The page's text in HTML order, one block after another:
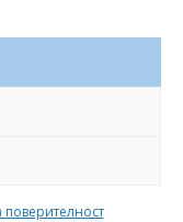
поверителност